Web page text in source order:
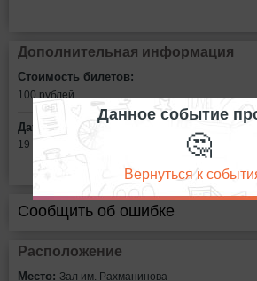
Дополнительная информация
Стоимость билетов:
100 рублей
Дата:
19 ноября в 18:30
Сообщить об ошибке
Расположение
Место: Зал им. Рахманинова
Данное событие
🤔
Вернуться к